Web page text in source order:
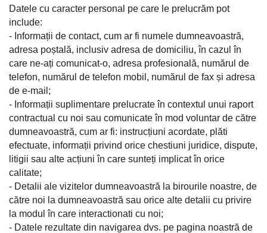
Datele cu caracter personal pe care le prelucrăm pot
include:
- Informații de contact, cum ar fi numele dumneavoastră,
adresa poștală, inclusiv adresa de domiciliu, în cazul în
care ne-ați comunicat-o, adresa profesională, numărul de
telefon, numărul de telefon mobil, numărul de fax și adresa
de e-mail;
- Informații suplimentare prelucrate în contextul unui raport
contractual cu noi sau comunicate în mod voluntar de către
dumneavoastră, cum ar fi: instrucțiuni acordate, plăti
efectuate, informații privind orice chestiuni juridice, dispute,
litigii sau alte acțiuni în care sunteți implicat în orice
calitate;
- Detalii ale vizitelor dumneavoastră la birourile noastre, de
către noi la dumneavoastră sau orice alte detalii cu privire
la modul în care interactionati cu noi;
- Datele rezultate din navigarea dvs. pe pagina noastră de